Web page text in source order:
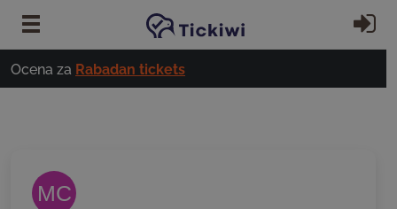
Preskoči na glavno vsebino
Ocena za Rabadan tickets
MC